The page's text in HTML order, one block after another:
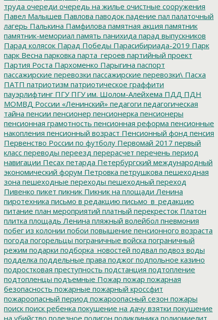
труда очереди очередь на жилье очистные сооружения
Павел Малышев Павлова паводок падение пал палаточный
лагерь Палькина Памфилова памятная акция памятник
памятник-мемориал память панихида парад выпускников
Парад колясок Парад Победы Парасибириада-2019 Парк
парк Весна парковка парта_героев партийный проект
Партия Роста Пархоменко Парыгина паспорт
пассажирские перевозки пассажирские перевозки\ Пасха
ПАТП патриотизм патриотическое граффити
пауэрлифтинг ПГУПГУ им. Шолом-Алейхема ПДД ПДН
МОМВД России «Ленинский» педагоги педагогическая
тайна пенсии пенсионер пенсионерка пенсионеры
пенсионная грамотность пенсионная реформа пенсионные
накопления пенсионный возраст Пенсионный фонд пенсия
Первенство России по футболу Первомай 2017 первый
класс переводы переезд перерасчет перечень период
навигации Песах петарда Петербургский международный
экономический форум Петровка петрушкова пешеходная
зона пешеходные переходы пешеходный переход
Пивенко пикет пикник Пикник на площади Ленина
пиротехника письмо в редакцию письмо_в_редакцию
питание план мероприятий платный перекресток Платон
плитка площадь Ленина пляжный волейбол пневмония
побег из колонии побои повышение пенсионного возраста
погода погорельцы пограничные войска пограничный
режим подарки подборка_новостей подвал подвоз воды
подделка поддельные права поджог подпольное казино
подростковая преступность подстанция подтопление
подтопленцы подъемные Пожар пожар пожарная
безопасность пожарные пожарный кроссфит
пожароопасный период пожароопасный сезон пожары
поиск поиск ребенка покушение на дачу взятки покушение
на убийство полезное полигон поликлиника полиомиелит